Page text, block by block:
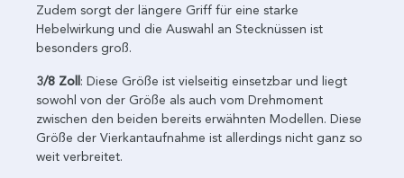
Zudem sorgt der längere Griff für eine starke
Hebelwirkung und die Auswahl an Stecknüssen ist
besonders groß.
3/8 Zoll : Diese Größe ist vielseitig einsetzbar und liegt
sowohl von der Größe als auch vom Drehmoment
zwischen den beiden bereits erwähnten Modellen. Diese
Größe der Vierkantaufnahme ist allerdings nicht ganz so
weit verbreitet.